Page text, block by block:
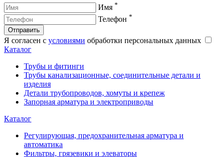
Имя *
Телефон *
Отправить
Я согласен с условиями обработки персональных данных
Каталог
Трубы и фитинги
Трубы канализационные, соединительные детали и
изделия
Детали трубопроводов, хомуты и крепеж
Запорная арматура и электроприводы
Каталог
Регулирующая, предохранительная арматура и
автоматика
Фильтры, грязевики и элеваторы